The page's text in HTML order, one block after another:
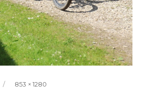
Täissuurus
853 × 1280